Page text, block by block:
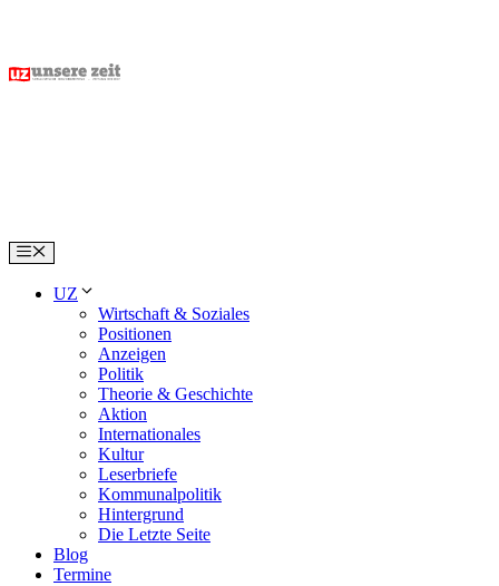
content
Menu
UZ
Wirtschaft & Soziales
Positionen
Anzeigen
Politik
Theorie & Geschichte
Aktion
Internationales
Kultur
Leserbriefe
Kommunalpolitik
Hintergrund
Die Letzte Seite
Blog
Termine